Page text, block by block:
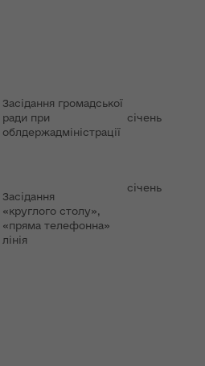
Засідання громадської
ради при
облдержадміністрації
січень
Засідання
«круглого столу»,
«пряма телефонна»
лінія
січень